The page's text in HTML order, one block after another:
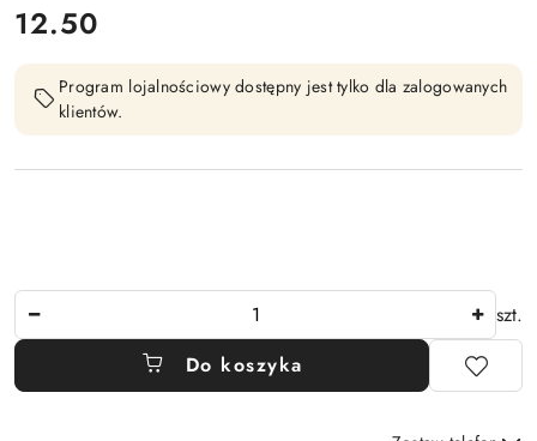
cena:
12.50
Program lojalnościowy dostępny jest tylko dla zalogowanych
klientów.
szt.
Do koszyka